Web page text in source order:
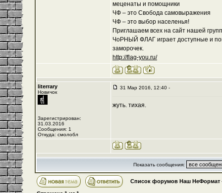
меценаты и помощники
ЧФ – это Свобода самовыражения
ЧФ – это выбор населенья!
Приглашаем всех на сайт нашей
ЧоРНЫЙ ФЛАГ играет доступные и
заморочек.
http://flag-you.ru/
literrary
Новичок
Зарегистрирован:
31.03.2016
Сообщения: 1
Откуда: смолобл
31 Мар 2016, 12:40 -
жуть. тихая.
Показать сообщения:
Список форумов Наш НеФормат